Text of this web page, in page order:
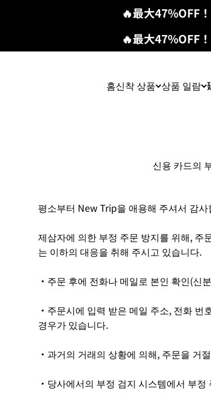
🔥最大47%OFF
🔥最大47%OFF
홈신착 상품 상품 일람
신용 카드의
평소부터 New Trip을 애용해 주셔서 감사
제삼자에 의한 부정 주문 방지를 위해, 주
는 이하의 대응을 취해 주시고 있습니다.
・주문 후에 전화나 메일로 본인 확인(신
・주문시에 입력 받은 메일 주소, 전화
경우가 있습니다.
・과거의 거래의 상황에 의해, 주문을 거
・당사에서의 부정 검지 시스템에서 부